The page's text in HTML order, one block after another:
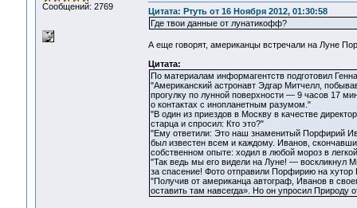
Сообщений: 2769
Цитата: Ртуть от 16 Ноября 2012, 01:30:58
Где твои данные от лунатикофф?
А еще говорят, американцы встречали на Луне
Цитата:
По материалам информагентств подготовил
"Американский астронавт Эдгар Митчелл,
прогулку по лунной поверхности — 9 часов 17
о контактах с инопланетным разумом."
"В один из приездов в Москву в качестве
старца и спросил: Кто это?"
"Ему ответили: Это наш знаменитый Порфирий
был известен всем и каждому. Иванов,
собственном опыте: ходил в любой мороз в
"Так ведь мы его видели на Луне! — воскликнул
за спасение! Фото отправили Порфирию на хутор
"Получив от американца автограф, Иванов в
оставить там навсегда». Но он упросил Природу